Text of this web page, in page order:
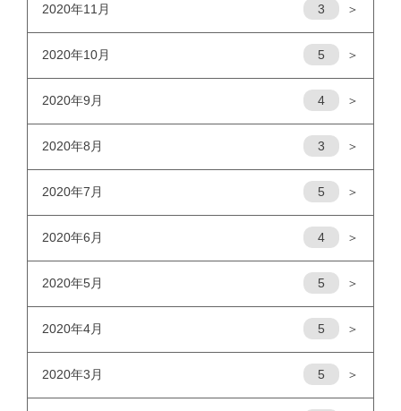
2020年11月 3 ＞
2020年10月 5 ＞
2020年9月 4 ＞
2020年8月 3 ＞
2020年7月 5 ＞
2020年6月 4 ＞
2020年5月 5 ＞
2020年4月 5 ＞
2020年3月 5 ＞